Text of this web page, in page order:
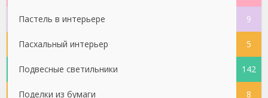
Пастель в интерьере 9
Пасхальный интерьер 5
Подвесные светильники 142
Поделки из бумаги 8